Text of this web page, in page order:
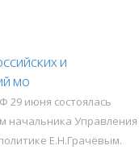
И
МО
29 июня состоялась
начальника Управления
Е.Н.Грачёвым.